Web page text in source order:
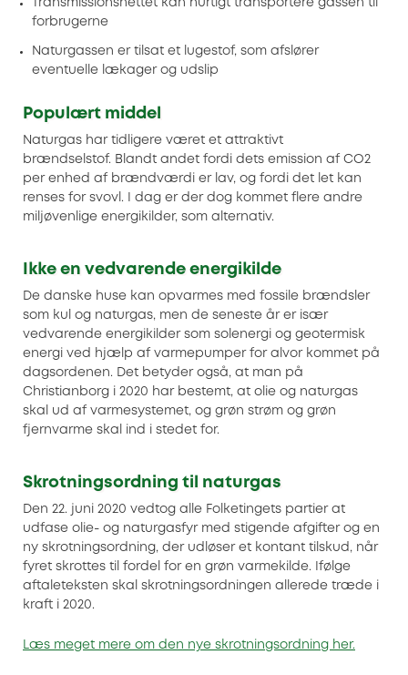
Transmissionsnettet kan hurtigt transportere gassen til
forbrugerne
Naturgassen er tilsat et lugestof, som afslører
eventuelle lækager og udslip
Populært middel
Naturgas har tidligere været et attraktivt
brændselstof. Blandt andet fordi dets emission af CO2
per enhed af brændværdi er lav, og fordi det let kan
renses for svovl. I dag er der dog kommet flere andre
miljøvenlige energikilder, som alternativ.
Ikke en vedvarende energikilde
De danske huse kan opvarmes med fossile brændsler
som kul og naturgas, men de seneste år er især
vedvarende energikilder som solenergi og geotermisk
energi ved hjælp af varmepumper for alvor kommet på
dagsordenen. Det betyder også, at man på
Christianborg i 2020 har bestemt, at olie og naturgas
skal ud af varmesystemet, og grøn strøm og grøn
fjernvarme skal ind i stedet for.
Skrotningsordning til naturgas
Den 22. juni 2020 vedtog alle Folketingets partier at
udfase olie- og naturgasfyr med stigende afgifter og en
ny skrotningsordning, der udløser et kontant tilskud, når
fyret skrottes til fordel for en grøn varmekilde. Ifølge
aftaleteksten skal skrotningsordningen allerede træde i
kraft i 2020.
Læs meget mere om den nye skrotningsordning her.